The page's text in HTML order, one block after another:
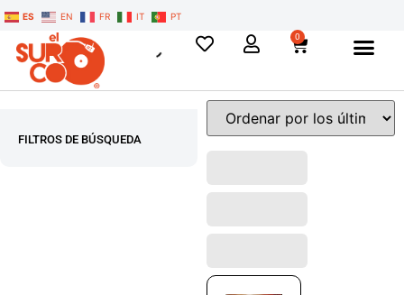
ES EN FR IT PT
0
FILTROS DE BÚSQUEDA